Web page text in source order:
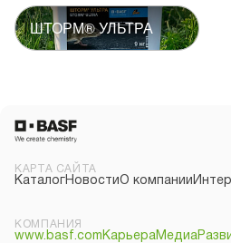
ШТОРМ® УЛЬТРА
КАРТА САЙТА
КаталогНовостиО компании
КОМПАНИЯ
www.basf.com КарьераМедиа